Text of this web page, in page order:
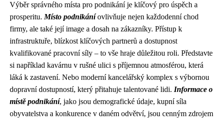
Výběr správného místa pro podnikání je klíčový pro úspěch a
prosperitu. Místo podnikáníovlivňuje nejen každodenní chod
firmy, ale také její image a dosah na zákazníky. Přístup k
infrastruktuře, blízkost klíčových partnerů a dostupnost
kvalifikované pracovní síly – to vše hraje důležitou roli. Představte
si například kavárnu v rušné ulici s příjemnou atmosférou, která
láká k zastavení. Nebo moderní kancelářský komplex s výbornou
dopravní dostupností, který přitahuje talentované lidi. Informace o
místě podnikání, jako jsou demografické údaje, kupní síla
obyvatelstva a konkurence v daném odvětví, jsou cenným zdrojem